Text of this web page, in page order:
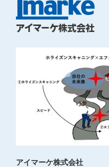
アイマーケ株式会社